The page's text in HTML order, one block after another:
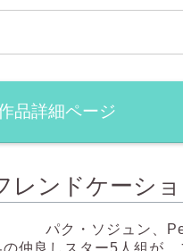
品詳細ページ
レンドケーショ
パク・ソジュン、
仲良しスター5人組が